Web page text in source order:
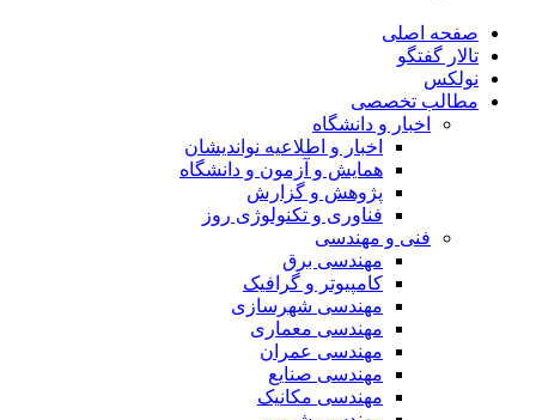
صفحه اصلی
تالار گفتگو
نولکس
مطالب تخصصی
اخبار و دانشگاه
اخبار و اطلاعیه نواندیشان
همایش و آزمون و دانشگاه
پژوهش و گزارش
فناوری و تکنولوژی روز
فنی و مهندسی
مهندسی برق
کامپیوتر و گرافیک
مهندسی شهرسازی
مهندسی معماری
مهندسی عمران
مهندسی صنایع
مهندسی مکانیک